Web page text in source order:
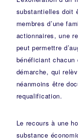
substantielles doit
membres d’une
actionnaires, une
peut permettre
bénéficiant chacun
démarche, qui
néanmoins être
requalification.
Le recours à une
substance